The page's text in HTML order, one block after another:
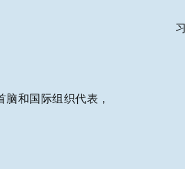
和国际组织代表，